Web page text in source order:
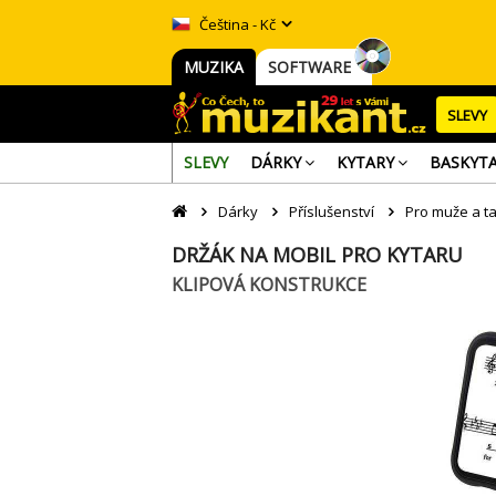
Čeština - Kč
MUZIKA SOFTWARE
SLEVY
SLEVY DÁRKY KYTARY
Dárky Příslušenství Pro muže a
DRŽÁK NA MOBIL PRO KYTARU
KLIPOVÁ KONSTRUKCE